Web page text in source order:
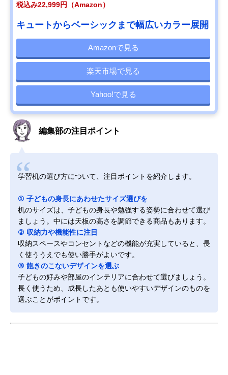
税込み22,999円（Amazon）
キュートからベーシックまで幅広いカラー展開
Amazonで見る
楽天市場で見る
Yahoo!で見る
編集部の注目ポイント
学習机の選び方について、注目ポイントを紹介します。
① 子どもの身長にあわせたサイズ選びを
机のサイズは、子どもの身長や勉強する姿勢に合わせて選び
ましょう。中には天板の高さを調節できる商品もあります。
② 収納力や機能性に注目
収納スペースやコンセントなどの機能が充実していると、長
く使ううえでも使い勝手がよいです。
③ 飽きのこないデザインを選ぶ
子どもの好みや部屋のインテリアに合わせて選びましょう。
長く使うため、成長したあとも使いやすいデザインのものを
選ぶことがポイントです。